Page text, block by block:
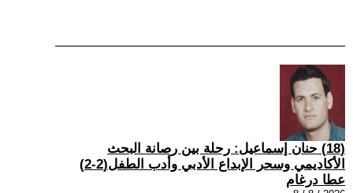
(18) حنان إسماعيل: رحلة بين رصانة البحث
الأكاديمي وسحر الإبداع الأدبي وأدب الطفل(2-2)
عطا درغام